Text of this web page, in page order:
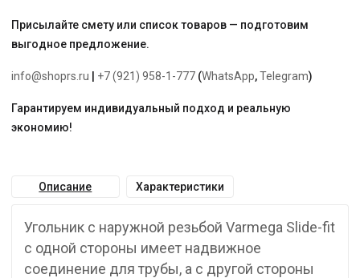
Присылайте смету или список товаров — подготовим
выгодное предложение.
info@shoprs.ru +7 (921) 958-1-777 (WhatsApp,Telegram)
Гарантируем индивидуальный подход и реальную
экономию!
Описание Характеристики
Угольник с наружной резьбой Varmega Slide-fit
с одной стороны имеет надвижное
соединение для трубы, а с другой стороны